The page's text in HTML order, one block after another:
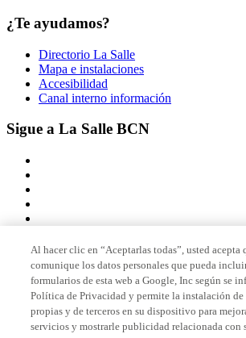
¿Te ayudamos?
Directorio La Salle
Mapa e instalaciones
Accesibilidad
Canal interno información
Sigue a La Salle BCN
Miembro de
Acreditaciones
Al hacer clic en “Aceptarlas todas”, usted acepta
comunique los datos personales que pueda
formularios de esta web a Google, Inc según se
Política de Privacidad y permite la instalación de
propias y de terceros en su dispositivo para
servicios y mostrarle publicidad relacionada con